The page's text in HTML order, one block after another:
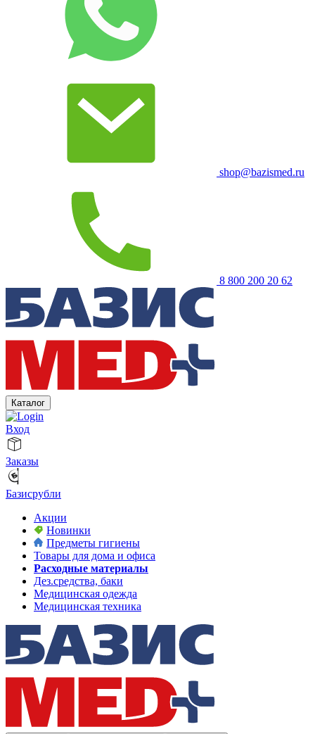
shop@bazismed.ru
8 800 200 20 62
Каталог
Вход
Заказы
Базисрубли
Акции
Новинки
Предметы гигиены
Товары для дома и офиса
Расходные материалы
Дез.средства, баки
Медицинская одежда
Медицинская техника